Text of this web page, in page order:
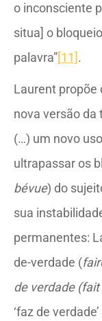
o inconsciente
situa] o
palavra”[11].
Laurent propõe
nova versão da
(…) um novo
ultrapassar os
bévue) do
sua
permanentes:
de-verdade (
de verdade
‘faz de